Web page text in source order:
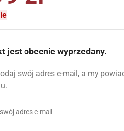
jest obecnie wyprzedany.
swój adres e-mail, a my